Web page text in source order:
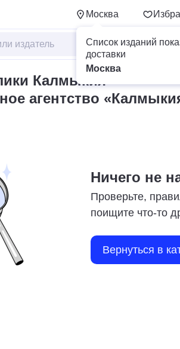
Москва
Список изданий
доставки
Москва
Калмыкия
агентство
Ничего не
Проверьте,
поищите что-то
Вернуться в